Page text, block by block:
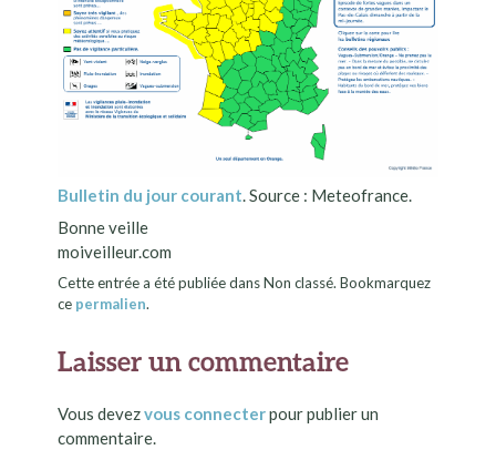
Bulletin du jour courant . Source : Meteofrance.
Bonne veille
moiveilleur.com
Cette entrée a été publiée dans Non classé. Bookmarquez
ce permalien.
Laisser un commentaire
Vous devezvous connecterpour publier un
commentaire.